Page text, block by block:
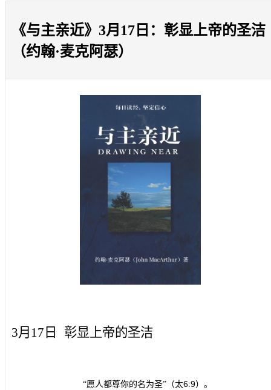
《与主亲近》3月17日：彰显上帝的圣洁
（约翰·麦克阿瑟）
3月17日 彰显上帝的圣洁
“愿人都尊你的名为圣”（太6:9）。